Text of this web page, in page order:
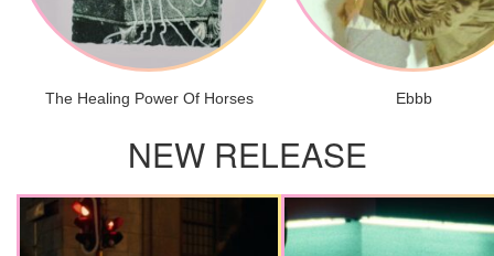
The Healing Power Of Horses Ebbb
NEW RELEASE